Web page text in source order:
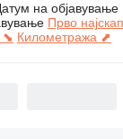
Натоварувачи со
на објавување
Прво
⬊ Километража ⬈